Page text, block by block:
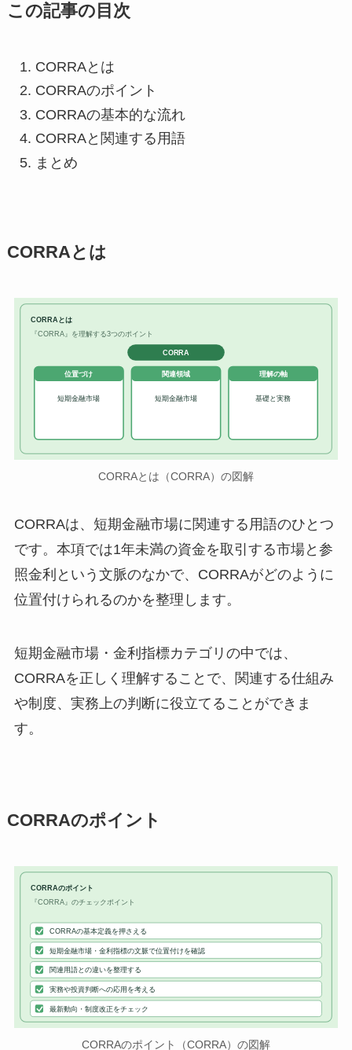
この記事の目次
CORRAとは
CORRAのポイント
CORRAの基本的な流れ
CORRAと関連する用語
まとめ
CORRAとは
CORRAとは
『CORRA』を理解する3つのポイント
CORRA
位置づけ
短期金融市場
関連領域
短期金融市場
理解の軸
基礎と実務
CORRAとは（CORRA）の図解
CORRAは、短期金融市場に関連する用語のひとつ
です。本項では1年未満の資金を取引する市場と参
照金利という文脈のなかで、CORRAがどのように
位置付けられるのかを整理します。
短期金融市場・金利指標カテゴリの中では、
CORRAを正しく理解することで、関連する仕組み
や制度、実務上の判断に役立てることができま
す。
CORRAのポイント
CORRAのポイント
『CORRA』のチェックポイント
CORRAの基本定義を押さえる
短期金融市場・金利指標の文脈で位置付けを確認
関連用語との違いを整理する
実務や投資判断への応用を考える
最新動向・制度改正をチェック
CORRAのポイント（CORRA）の図解